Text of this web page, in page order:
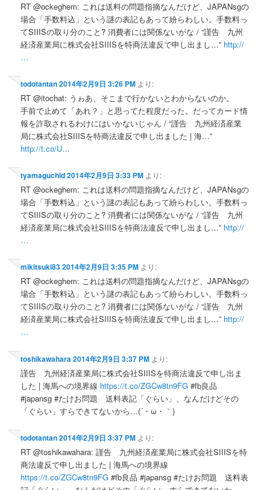
RT @ockeghem: これは送料の問題指摘なんだけど、JAPANsgの
場合「手数料込」という謎の表記もあって紛らわしい。手数料っ
てSIIISの取り分のこと? 消費者には関係ないがな / “謹告 九州
経済産業局に株式会社SIIISを特商法違反で申し出まし…” http://
…
todotantan2014年2月9日 3:26 PM より:
RT @itochat: うゎあ、そこまで行かないとわからないのか。
手前で止めて「あれ？」と思ってた程度だった。だってカード情
報を詐取されるわけにはいかないじゃん / “謹告 九州経済産業
局に株式会社SIIISを特商法違反で申し出ました | 海…”
http://t.co/U…
tyamaguchid2014年2月9日 3:33 PM より:
RT @ockeghem: これは送料の問題指摘なんだけど、JAPANsgの
場合「手数料込」という謎の表記もあって紛らわしい。手数料っ
てSIIISの取り分のこと? 消費者には関係ないがな / “謹告 九州
経済産業局に株式会社SIIISを特商法違反で申し出まし…” http://
…
mikitsuki832014年2月9日 3:35 PM より:
RT @ockeghem: これは送料の問題指摘なんだけど、JAPANsgの
場合「手数料込」という謎の表記もあって紛らわしい。手数料っ
てSIIISの取り分のこと? 消費者には関係ないがな / “謹告 九州
経済産業局に株式会社SIIISを特商法違反で申し出まし…” http://
…
toshikawahara 2014年2月9日 3:37 PM より:
謹告 九州経済産業局に株式会社SIIISを特商法違反で申し出ま
した | 海馬への境界線 https://t.co/ZGCw8tn9FG #fb良品
#japansg #たけお問題 送料表記「ぐらい」、なんだけどその
「ぐらい」すらできてないから…(´・ω・｀)
todotantan2014年2月9日 3:37 PM より:
RT @toshikawahara: 謹告 九州経済産業局に株式会社SIIISを特
商法違反で申し出ました | 海馬への境界線
https://t.co/ZGCw8tn9FG #fb良品 #japansg #たけお問題 送料表